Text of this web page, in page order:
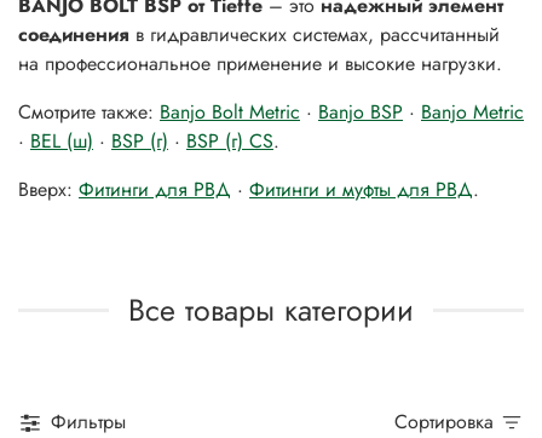
соединения в гидравлических системах, рассчитанный
на профессиональное применение и высокие нагрузки.
Смотрите также: Banjo Bolt Metric · Banjo BSP · Banjo Metric
· BEL (ш) · BSP (г) · BSP (г) CS.
Вверх: Фитинги для РВД · Фитинги и муфты для РВД.
Все товары категории
Фильтры Сортировка